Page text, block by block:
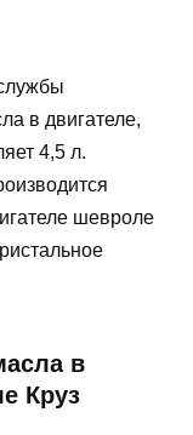
в двигателе,
4,5 л.
шевроле
в
Круз